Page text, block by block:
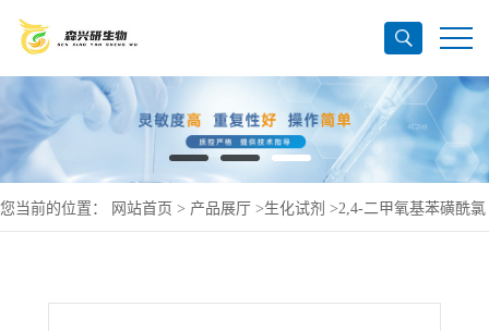
您当前的位置： 网站首页 > 产品展厅 >生化试剂 >2,4-二甲氧基苯磺酰氯